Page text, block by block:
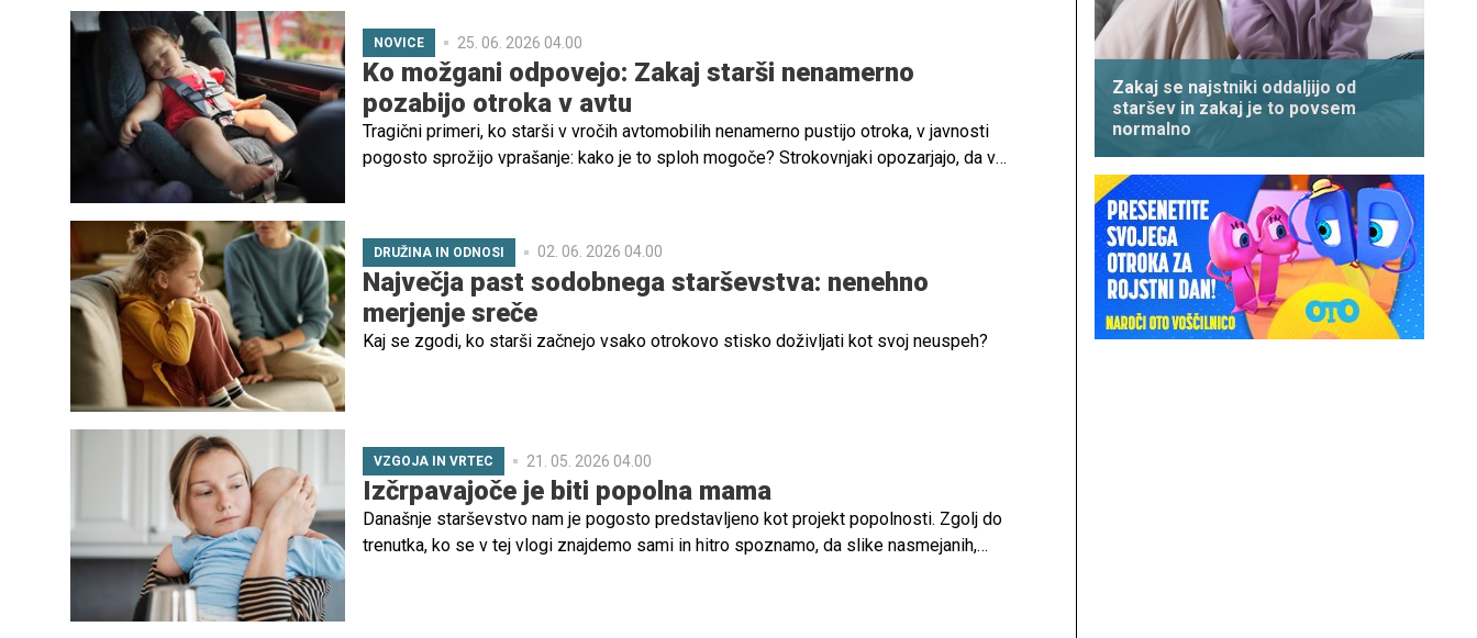
NOVICE 25. 06. 2026 04.00
Ko možgani odpovejo: Zakaj starši nenamerno
pozabijo otroka v avtu
Tragični primeri, ko starši v vročih avtomobilih nenamerno pustijo otroka, v javnosti
pogosto sprožijo vprašanje: kako je to sploh mogoče? Strokovnjaki opozarjajo, da v
DRUŽINA IN ODNOSI 02. 06. 2026 04.00
Največja past sodobnega starševstva: nenehno
merjenje sreče
Kaj se zgodi, ko starši začnejo vsako otrokovo stisko doživljati kot svoj neuspeh?
VZGOJA IN VRTEC 21. 05. 2026 04.00
Izčrpavajoče je biti popolna mama
Današnje starševstvo nam je pogosto predstavljeno kot projekt popolnosti. Zgolj do
trenutka, ko se v tej vlogi znajdemo sami in hitro spoznamo, da slike nasmejanih,
Zakaj se najstniki oddaljijo od
staršev in zakaj je to povsem
normalno